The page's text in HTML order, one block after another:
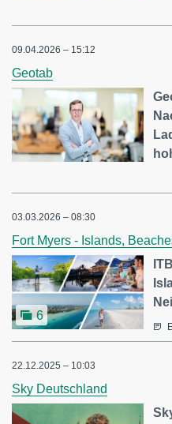
09.04.2026 – 15:12
Geotab
03.03.2026 – 08:30
Fort Myers - Islands,
6
22.12.2025 – 10:03
Sky Deutschland